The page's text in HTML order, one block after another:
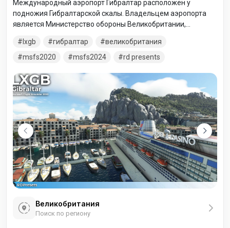
Международный аэропорт Гибралтар расположен у
подножия Гибралтарской скалы. Владельцем аэропорта
является Министерство обороны Великобритании,
осуществляются и рейсы гражданской авиации — в
Великобританию и Испанию.
lxgb гибралтар
великобритания
msfs2020
msfs2024 rd presents
Великобритания
Поиск по региону